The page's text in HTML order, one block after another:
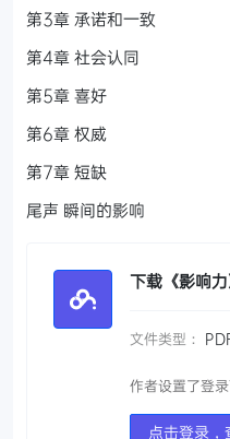
第3章 承诺和一致
第4章 社会认同
第5章 喜好
第6章 权威
第7章 短缺
尾声 瞬间的影响
下载《影响
文件类型：
作者设置了登
点击登录，